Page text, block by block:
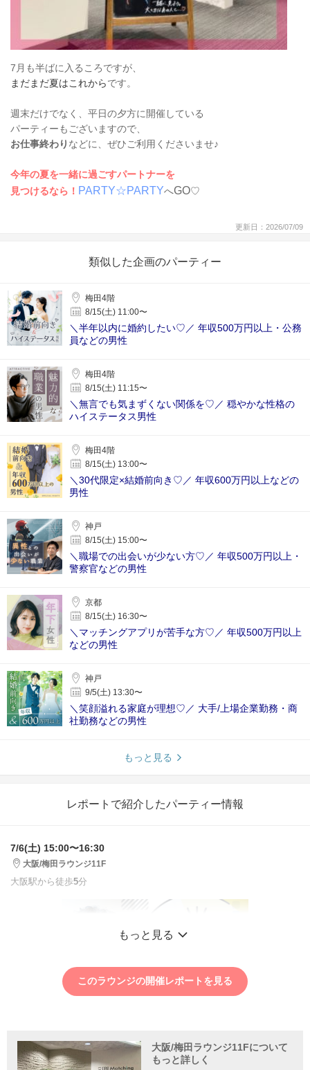
7月も半ばに入るころですが、
まだまだ夏はこれからです。
週末だけでなく、平日の夕方に開催している
パーティーもございますので、
お仕事終わり などに、ぜひご利用くださいませ♪
今年の夏を一緒に過ごすパートナーを
見つけるなら！ PARTY☆PARTYへGO♡
更新日：2026/07/09
類似した企画のパーティー
梅田4階
8/15(土) 11:00〜
＼半年以内に婚約したい♡／ 年収500万円以上・公務
員などの男性
梅田4階
8/15(土) 11:15〜
＼無言でも気まずくない関係を♡／ 穏やかな性格の
ハイステータス男性
梅田4階
8/15(土) 13:00〜
＼30代限定×結婚前向き♡／ 年収600万円以上などの
男性
神戸
8/15(土) 15:00〜
＼職場での出会いが少ない方♡／ 年収500万円以上・
警察官などの男性
京都
8/15(土) 16:30〜
＼マッチングアプリが苦手な方♡／ 年収500万円以上
などの男性
神戸
9/5(土) 13:30〜
＼笑顔溢れる家庭が理想♡／ 大手/上場企業勤務・商
社勤務などの男性
もっと見る
レポートで紹介したパーティー情報
7/6(土) 15:00〜16:30
大阪/梅田ラウンジ11F
大阪駅から徒歩5分
もっと見る
このラウンジの開催レポートを見る
大阪/梅田ラウンジ11Fについて
もっと詳しく